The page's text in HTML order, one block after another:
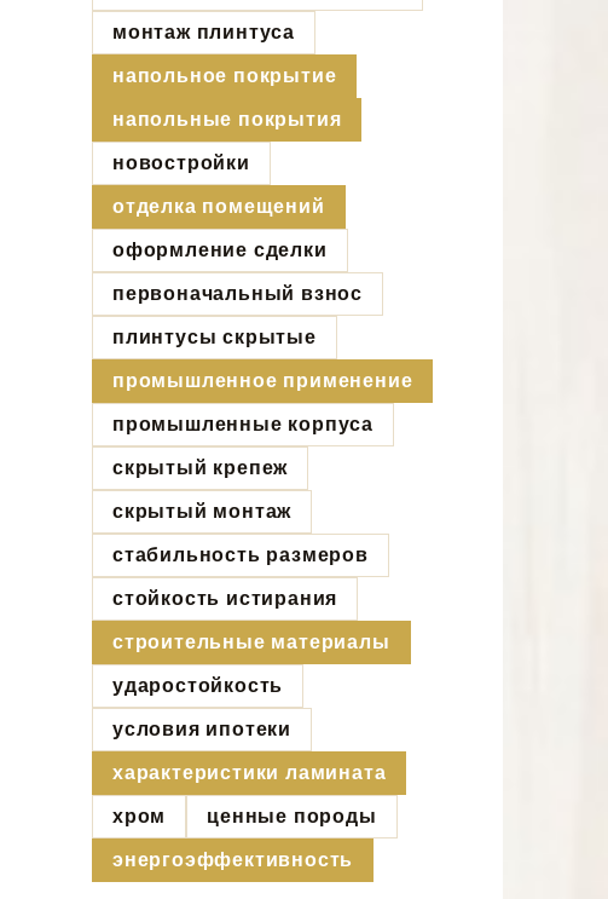
монтаж плинтуса
напольное покрытие
напольные покрытия
новостройки
отделка помещений
оформление сделки
первоначальный взнос
плинтусы скрытые
промышленное применение
промышленные корпуса
скрытый крепеж
скрытый монтаж
стабильность размеров
стойкость истирания
строительные материалы
ударостойкость
условия ипотеки
характеристики ламината
хром ценные породы
энергоэффективность